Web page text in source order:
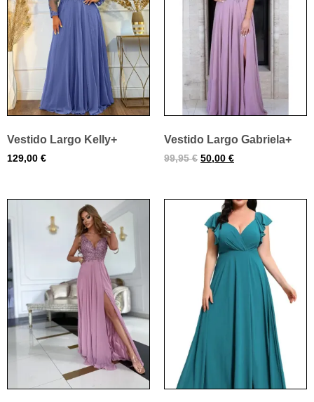
Vestido Largo Kelly+
129,00 €
Vestido Largo Gabriela+
99,95€ 50,00 €